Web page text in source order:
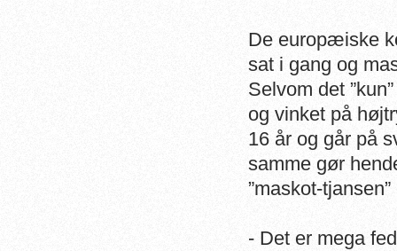
De europæiske
sat i gang og
Selvom det
og vinket på
16 år og går på
samme gør
”maskot-
- Det er mega